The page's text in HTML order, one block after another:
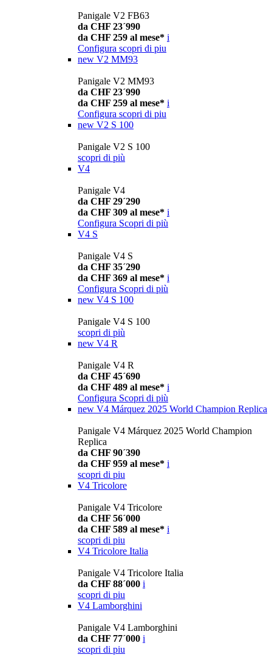
Panigale V2 FB63
da CHF 23´990
da CHF 259 al mese* i
Configura scopri di piu
new V2 MM93
Panigale V2 MM93
da CHF 23´990
da CHF 259 al mese* i
Configura scopri di piu
new V2 S 100
Panigale V2 S 100
scopri di più
V4
Panigale V4
da CHF 29´290
da CHF 309 al mese* i
Configura Scopri di più
V4 S
Panigale V4 S
da CHF 35´290
da CHF 369 al mese* i
Configura Scopri di più
new V4 S 100
Panigale V4 S 100
scopri di più
new V4 R
Panigale V4 R
da CHF 45´690
da CHF 489 al mese* i
Configura Scopri di più
new V4 Márquez 2025 World Champion Replica
Panigale V4 Márquez 2025 World Champion
Replica
da CHF 90´390
da CHF 959 al mese* i
scopri di piu
V4 Tricolore
Panigale V4 Tricolore
da CHF 56´000
da CHF 589 al mese* i
scopri di piu
V4 Tricolore Italia
Panigale V4 Tricolore Italia
da CHF 88´000 i
scopri di piu
V4 Lamborghini
Panigale V4 Lamborghini
da CHF 77´000 i
scopri di piu